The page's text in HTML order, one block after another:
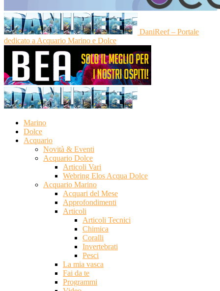
DaniReef – Portale
dedicato a Acquario Marino e Dolce
Marino
Dolce
Acquario
Novità & Eventi
Acquario Dolce
Articoli Vari
Webring Elos Acqua Dolce
Acquario Marino
Acquari del Mese
Approfondimenti
Articoli
Articoli Tecnici
Chimica
Coralli
Invertebrati
Pesci
La mia vasca
Fai da te
Programmi